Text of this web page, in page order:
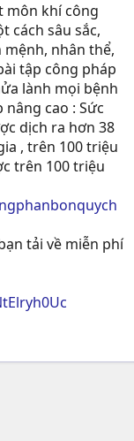
môn khí công
cách sâu sắc,
nhân thể,
tập công pháp
lành mọi bệnh
cao : Sức
dịch ra hơn 38
, trên 100 triệu
trên 100 triệu
tải về miễn phí